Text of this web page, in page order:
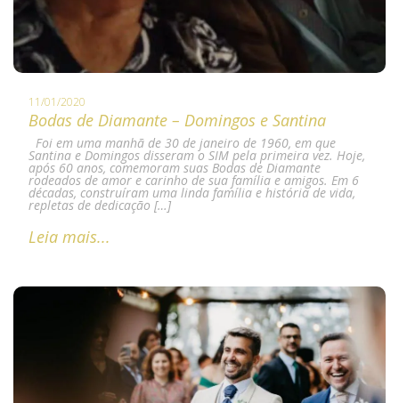
11/01/2020
Bodas de Diamante – Domingos e Santina
Foi em uma manhã de 30 de janeiro de 1960, em que
Santina e Domingos disseram o SIM pela primeira vez. Hoje,
após 60 anos, comemoram suas Bodas de Diamante
rodeados de amor e carinho de sua família e amigos. Em 6
décadas, construíram uma linda família e história de vida,
repletas de dedicação […]
Leia mais...